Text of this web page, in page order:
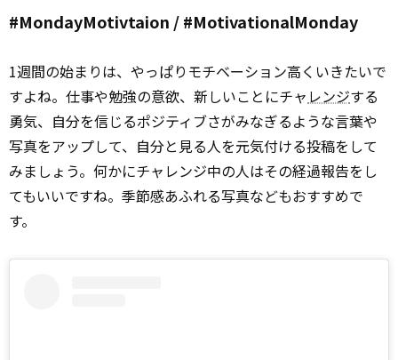
#MondayMotivtaion / #MotivationalMonday
1週間の始まりは、やっぱりモチベーション高くいきたいで
すよね。仕事や勉強の意欲、新しいことにチャ レンジする
勇気、自分を信じるポジティブさがみなぎるような言葉や
写真をアップして、自分と見る人を元気付ける投稿をして
みましょう。何かにチャレンジ中の人はその経過報告をし
てもいいですね。季節感あふれる写真などもおすすめで
す。